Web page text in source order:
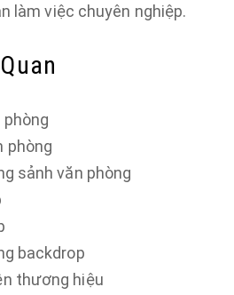
làm việc chuyên nghiệp.
phòng
sảnh văn phòng
backdrop
thương hiệu